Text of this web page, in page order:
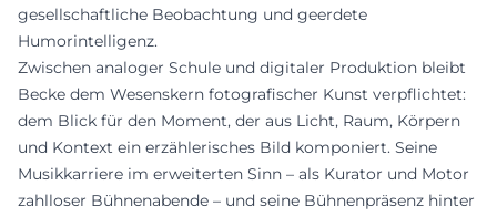
gesellschaftliche Beobachtung und geerdete
Humorintelligenz.
Zwischen analoger Schule und digitaler Produktion bleibt
Becke dem Wesenskern fotografischer Kunst verpflichtet:
dem Blick für den Moment, der aus Licht, Raum, Körpern
und Kontext ein erzählerisches Bild komponiert. Seine
Musikkarriere im erweiterten Sinn – als Kurator und Motor
zahlloser Bühnenabende – und seine Bühnenpräsenz hinter